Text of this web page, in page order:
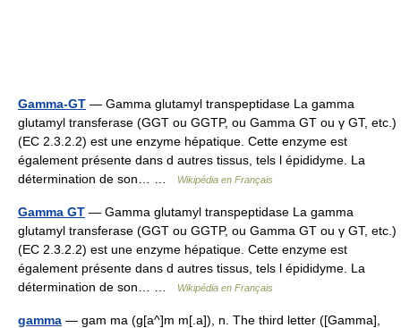
Gamma-GT — Gamma glutamyl transpeptidase La gamma
glutamyl transferase (GGT ou GGTP, ou Gamma GT ou γ GT, etc.)
(EC 2.3.2.2) est une enzyme hépatique. Cette enzyme est
également présente dans d autres tissus, tels l épididyme. La
détermination de son… …
Wikipédia en Français
Gamma GT — Gamma glutamyl transpeptidase La gamma
glutamyl transferase (GGT ou GGTP, ou Gamma GT ou γ GT, etc.)
(EC 2.3.2.2) est une enzyme hépatique. Cette enzyme est
également présente dans d autres tissus, tels l épididyme. La
détermination de son… …
Wikipédia en Français
gamma — gam ma (g[a^]m m[.a]), n. The third letter ([Gamma],